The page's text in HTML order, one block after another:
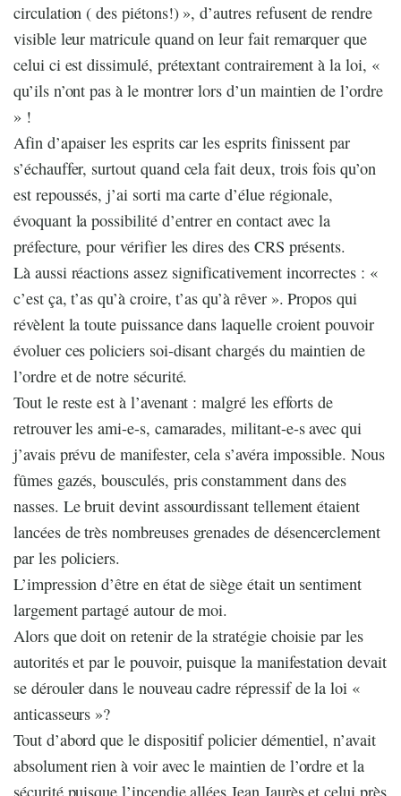
circulation ( des piétons!) », d’autres refusent de rendre
visible leur matricule quand on leur fait remarquer que
celui ci est dissimulé, prétextant contrairement à la loi, «
qu’ils n’ont pas à le montrer lors d’un maintien de l’ordre
» !
Afin d’apaiser les esprits car les esprits finissent par
s’échauffer, surtout quand cela fait deux, trois fois qu’on
est repoussés, j’ai sorti ma carte d’élue régionale,
évoquant la possibilité d’entrer en contact avec la
préfecture, pour vérifier les dires des CRS présents.
Là aussi réactions assez significativement incorrectes : «
c’est ça, t’as qu’à croire, t’as qu’à rêver ». Propos qui
révèlent la toute puissance dans laquelle croient pouvoir
évoluer ces policiers soi-disant chargés du maintien de
l’ordre et de notre sécurité.
Tout le reste est à l’avenant : malgré les efforts de
retrouver les ami-e-s, camarades, militant-e-s avec qui
j’avais prévu de manifester, cela s’avéra impossible. Nous
fûmes gazés, bousculés, pris constamment dans des
nasses. Le bruit devint assourdissant tellement étaient
lancées de très nombreuses grenades de désencerclement
par les policiers.
L’impression d’être en état de siège était un sentiment
largement partagé autour de moi.
Alors que doit on retenir de la stratégie choisie par les
autorités et par le pouvoir, puisque la manifestation devait
se dérouler dans le nouveau cadre répressif de la loi «
anticasseurs »?
Tout d’abord que le dispositif policier démentiel, n’avait
absolument rien à voir avec le maintien de l’ordre et la
sécurité puisque l’incendie allées Jean Jaurès et celui près